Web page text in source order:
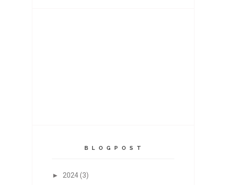
B L O G P O S T
► 2024(3)